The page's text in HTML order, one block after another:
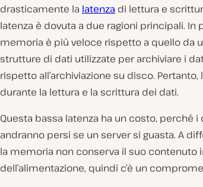
drasticamente la latenza di lettura e
latenza è dovuta a due ragioni principali. In
memoria è più veloce rispetto a quello da
strutture di dati utilizzate per archiviare i
rispetto all’archiviazione su disco. Pertanto,
durante la lettura e la scrittura dei dati.
Questa bassa latenza ha un costo, perché
andranno persi se un server si guasta. A
la memoria non conserva il suo contenuto
dell’alimentazione, quindi c’è un